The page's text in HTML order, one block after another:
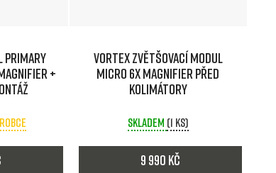
p
r
d
Primary
+
Vortex Zvětšovací modul
Micro 6x Magnifier před
kolimátory
Skladem (1 ks)
9 990 Kč